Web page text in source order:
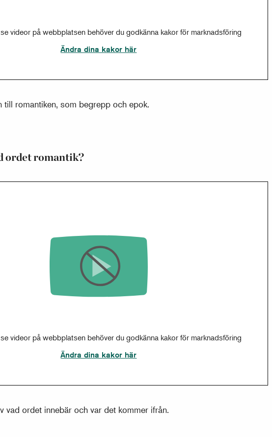
videor på webbplatsen behöver du godkänna kakor för marknadsföring
Ändra dina kakor här
till romantiken, som begrepp och epok.
ordet romantik?
videor på webbplatsen behöver du godkänna kakor för marknadsföring
Ändra dina kakor här
vad ordet innebär och var det kommer ifrån.